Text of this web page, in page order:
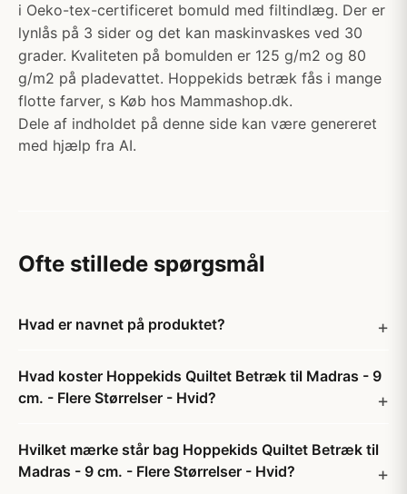
i Oeko-tex-certificeret bomuld med filtindlæg. Der er
lynlås på 3 sider og det kan maskinvaskes ved 30
grader. Kvaliteten på bomulden er 125 g/m2 og 80
g/m2 på pladevattet. Hoppekids betræk fås i mange
flotte farver, s Køb hos Mammashop.dk.
Dele af indholdet på denne side kan være genereret
med hjælp fra AI.
Ofte stillede spørgsmål
Hvad er navnet på produktet?
Hvad koster Hoppekids Quiltet Betræk til Madras - 9
cm. - Flere Størrelser - Hvid?
Hvilket mærke står bag Hoppekids Quiltet Betræk til
Madras - 9 cm. - Flere Størrelser - Hvid?